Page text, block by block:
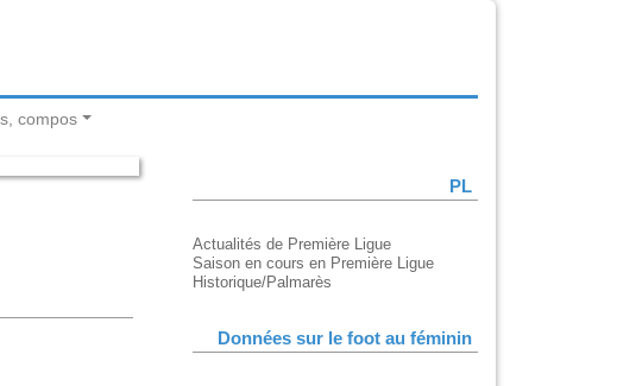
compos
PL
Actualités de Première Ligue
Saison en cours en Première Ligue
Historique/Palmarès
Données sur le foot au féminin